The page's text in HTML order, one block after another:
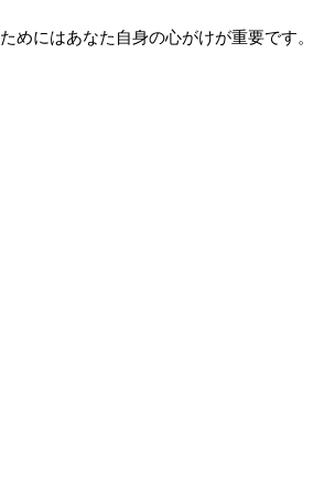
めにはあなた自身の心がけが重要です。